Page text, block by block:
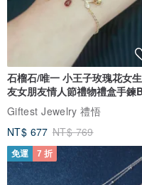
石榴石/唯一 小王子玫瑰花女
友女朋友情人節禮物禮盒手鍊
Giftest Jewelry 禮悟
NT$ 677 NT$ 769
免運 7 折